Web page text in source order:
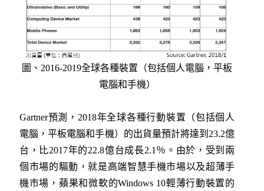
圖、2016-2019全球各種裝置（包括個人電腦，平板
電腦和手機）
Gartner預測，2018年全球各種行動裝置（包括個人
電腦，平板電腦和手機）的出貨量預計將達到23.2億
台，比2017年的22.8億台成長2.1％。由於，受到兩
個市場的驅動，就是高端智慧手機市場以及超薄手
機市場，蘋果和微軟的Windows 10輕薄行動裝置的